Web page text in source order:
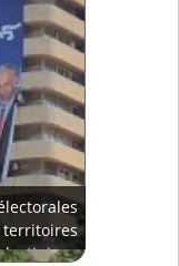
territoires